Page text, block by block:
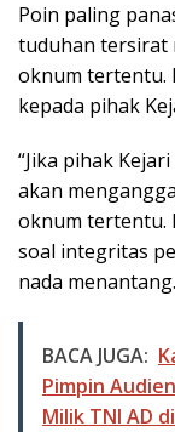
Poin paling
tuduhan tersirat
oknum tertentu.
kepada pihak
“Jika pihak
akan
oknum tertentu.
soal integritas
nada menantang.
BACA JUGA:
Pimpin
Milik TNI AD